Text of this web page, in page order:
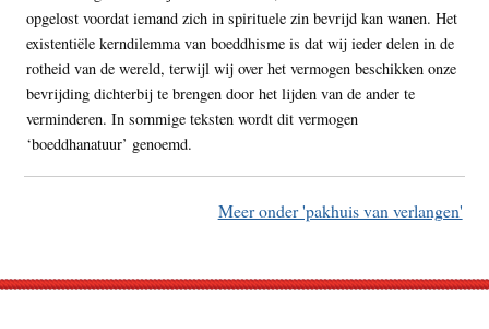
opgelost voordat iemand zich in spirituele zin bevrijd kan wanen. Het
existentiële kerndilemma van boeddhisme is dat wij ieder delen in de
rotheid van de wereld, terwijl wij over het vermogen beschikken onze
bevrijding dichterbij te brengen door het lijden van de ander te
verminderen. In sommige teksten wordt dit vermogen
‘boeddhanatuur’ genoemd.
Meer onder 'pakhuis van verlangen'